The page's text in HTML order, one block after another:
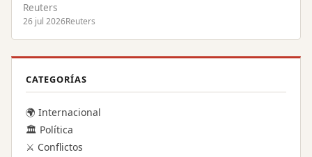
Reuters
26 jul 2026Reuters
CATEGORÍAS
🌍 Internacional
🏛️ Política
⚔️ Conflictos